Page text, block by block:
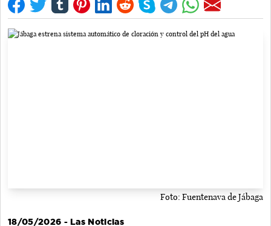
Foto: Fuentenava de Jábaga
18/05/2026 - Las Noticias